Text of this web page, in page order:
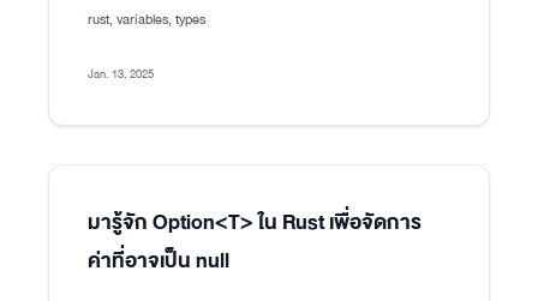
rust, variables, types
Jan. 13, 2025
มารู้จัก Option<T> ใน Rust เพื่อจัดการ
ค่าที่อาจเป็น null